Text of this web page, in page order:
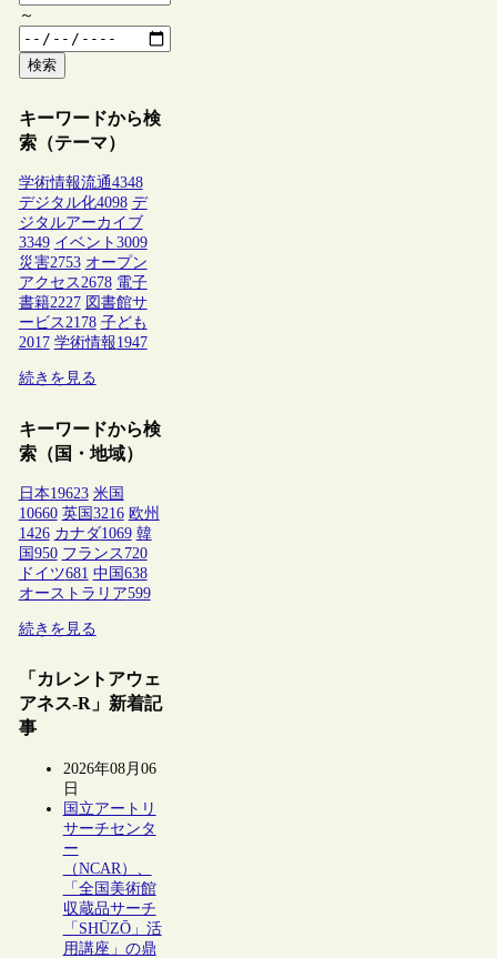
～
検索
キーワードから検
索（テーマ）
学術情報流通4348
デジタル化4098 デ
ジタルアーカイブ
3349 イベント 3009
災害2753 オープン
アクセス2678 電子
書籍2227 図書館サ
ービス2178 子ども
2017 学術情報1947
続きを見る
キーワードから検
索（国・地域）
日本19623 米国
10660 英国 3216 欧州
1426 カナダ1069 韓
国 950 フランス 720
ドイツ681 中国 638
オーストラリア599
続きを見る
「カレントアウェ
アネス-R」新着記
事
2026年08月06
日
国立アートリ
サーチセンタ
ー
（NCAR）、
「全国美術館
収蔵品サーチ
「SHŪZŌ」活
用講座」の鼎